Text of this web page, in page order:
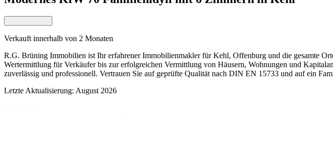
Verkauft innerhalb von 2 Monaten
R.G. Brüning Immobilien ist Ihr erfahrener Immobilienmakler für Kehl, Offenburg und die gesamte
Wertermittlung für Verkäufer bis zur erfolgreichen Vermittlung von Häusern, Wohnungen und
zuverlässig und professionell. Vertrauen Sie auf geprüfte Qualität nach DIN EN 15733 und auf ein
Letzte Aktualisierung: August 2026